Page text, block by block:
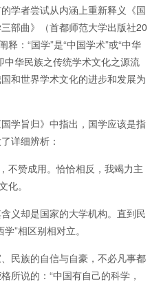
学者尝试从内涵上重新释义《国
部曲》（首都师范大学出版社20
：“国学”是“中国学术”或“中华
中华民族之传统学术文化之源流
和世界学术文化的进步和发展为
学旨归》中指出，国学应该是指
详细辨析：
不赞成用。恰恰相反，我竭力主
化。
义却是国家的大学机构。直到民
”相区别相对立。
民族的自信与自豪，不必凡事都
所说的：“中国有自己的科学，